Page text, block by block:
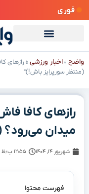
فوری
واضح »اخبار ورزشی »رازهای
(منتظر سورپرایز باش!)”
رازهای کافا
میدان می‌رود؟
شهریور ۱۴, ۱۴۰۴ ۱۲:۵۵ ب٫ظ
فهرست محتوا